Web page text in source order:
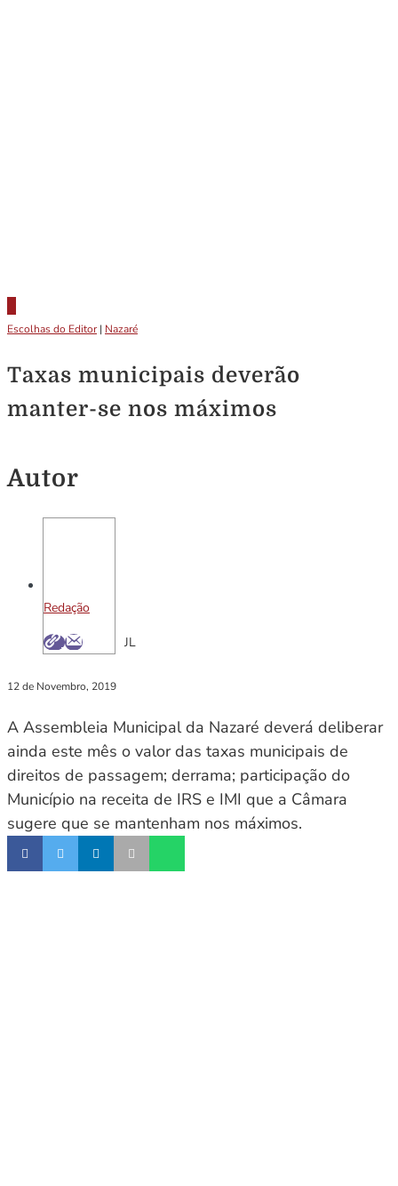
Escolhas do Editor| Nazaré
Taxas municipais deverão
manter-se nos máximos
Autor
Redação
JL
12 de Novembro, 2019
A Assembleia Municipal da Nazaré deverá deliberar
ainda este mês o valor das taxas municipais de
direitos de passagem; derrama; participação do
Município na receita de IRS e IMI que a Câmara
sugere que se mantenham nos máximos.